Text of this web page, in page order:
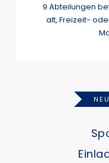
9 Abteilungen
alt, Freizeit-